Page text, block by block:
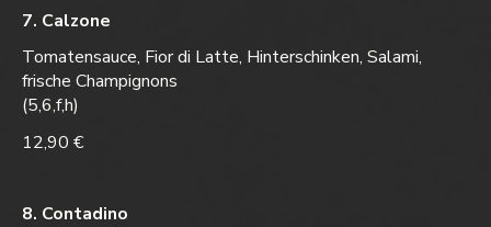
7. Calzone
Tomatensauce, Fior di Latte, Hinterschinken, Salami,
frische Champignons
(5,6,f,h)
12,90 €
8. Contadino